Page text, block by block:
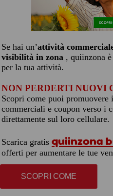
Se hai un’attività
visibilità in zona , quiinzona
per la tua attività.
NON PERDERTI NUOVI
Scopri come puoi
commerciali e coupon verso i
direttamente sul loro cellulare.
Scarica gratis quiinzona
offerti per aumentare le tue
SCOPRI COME